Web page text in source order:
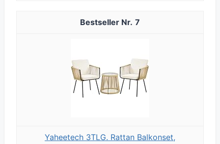
7
Yaheetech 3TLG. Rattan Balkonset,